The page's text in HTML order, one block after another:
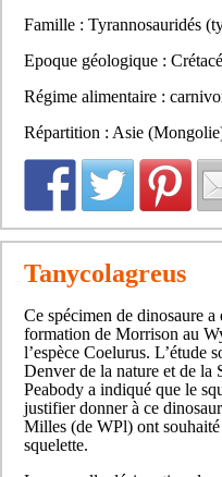
Famille : Tyrannosauridés
Epoque géologique :
Régime alimentaire :
Répartition : Asie
Tanycolagreus
Ce spécimen de dinosaure a
formation de Morrison au
l’espèce Coelurus. L’étude
Denver de la nature et de la
Peabody a indiqué que le
justifier donner à ce
Milles (de WPl) ont
squelette.